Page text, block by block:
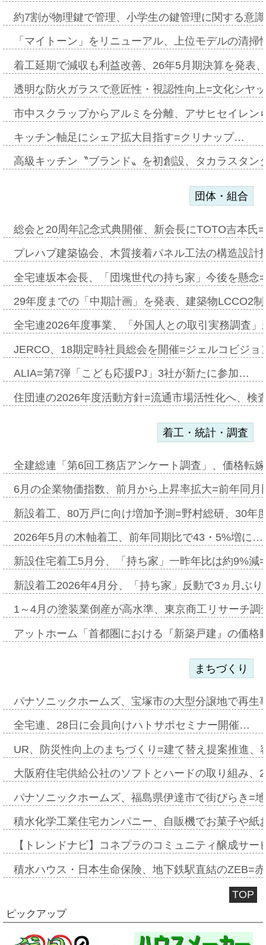
約7割が物理鍵で管理、小学生の鍵管理に関する意
「マイトーン」をリニューアル、上位モデルの清
着工延期で減収も利益改善、26年5月期決算を発表
透明な防火ガラスで意匠性・視認性向上=文化シヤ
市中スクラップからアルミを分離、アサヒセイレ
キッチン軸足にシェア拡大目指す=クリナップ…
高級キッチン〝ブランド〟を初創設、タカラスタ
団体・組合
総会と20周年記念式典開催、新会長にTOTO吉本氏
プレハブ建築協会、木質接着パネル工法の構造設
全宅連坂本会長、「団塊世代の持ち家」今後を懸
29年度までの「中期計画」を発表、建築物LCCO2
全宅連2026年度事業、「外国人との取引実務調査
JERCO、18期定時社員総会を開催=ジェルコビジ
ALIA=第7弾「こども応援PJ」3社が新たに参加…
住団連の2026年度活動方針=流通市場活性化へ、検
着工・統計・調査
全建総連「第6回工務店アンケート調査」、価格転
6月の企業物価指数、前月から上昇率拡大=前年同
新設着工、80万戸に向け増加予測=野村総研、30年
2026年5月の木軸着工、前年同期比で43・5%増に…
新設住宅着工5月分、「持ち家」一昨年比は約9%
新設着工2026年4月分、「持ち家」反動で3ヵ月ぶ
1～4月の塗装業倒産が高水準、東京商工リサーチ
アットホーム「首都圏における『新築戸建』の価
まちづくり
パナソニックホームズ、宝塚市の大型分譲地で再
全宅連、28日に会員向けハトサポセミナー開催…
UR、防災性向上のまちづくり=建て替え提案推進
大阪府住宅供給公社のソフトとハードの取り組み
パナソニックホームズ、福島県伊達市で街びらき=
積水化学工業住宅カンパニー、自販機でお菓子や
【トレンドナビ】コネプラのコミュニティ醸成サ
積水ハウス・日本生命保険、地下鉄駅直結のZEB=
TOP
ピックアップ